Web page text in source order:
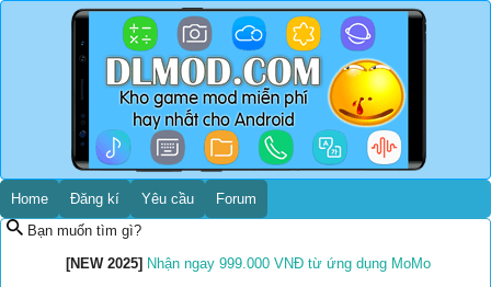
Home Đăng kí Yêu cầu
Forum
Bạn muốn tìm gì?
[NEW 2025] Nhận ngay 999.000 VNĐ từ ứng dụng MoMo